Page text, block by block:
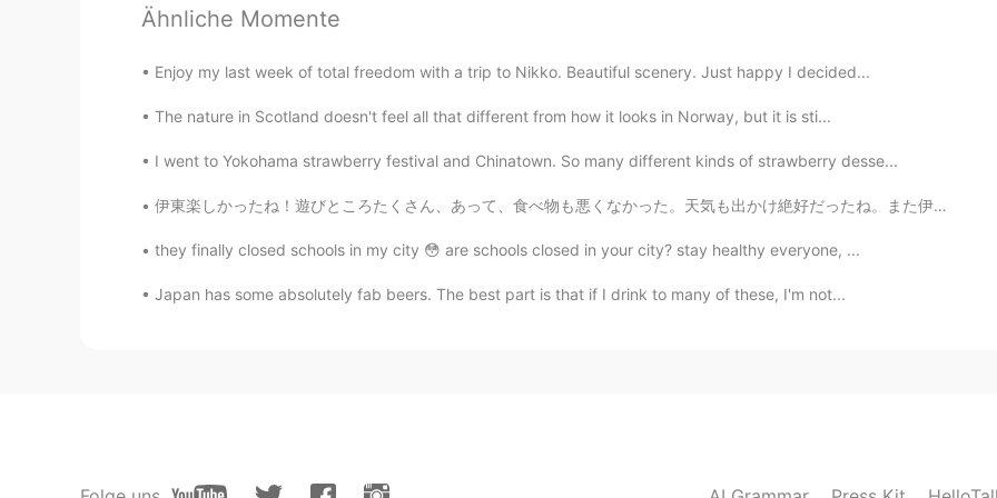
仕事 が 最後の日だった。
日本 ワーホリを楽しむ
新しい人生のページをめく って、プロローグを 紡ぎ始めます。
Ähnliche Momente
Enjoy my last week of total freedom with a trip to Nikko. Beautiful scenery. Just happy I decided...
The nature in Scotland doesn't feel all that different from how it looks in Norway, but it is sti...
I went to Yokohama strawberry festival and Chinatown. So many different kinds of strawberry desse...
伊東楽しかったね！遊びところたくさん、あって、食べ物も悪くなかった。天気も出かけ絶好だったね。また伊豆に行って遊びたいなあ。下田とか、白浜ビーチとか 残念ながら明日は仕事。。でもすぐ4連休が...
they finally closed schools in my city 😳 are schools closed in your city? stay healthy everyone, ...
Japan has some absolutely fab beers. The best part is that if I drink to many of these, I'm not...